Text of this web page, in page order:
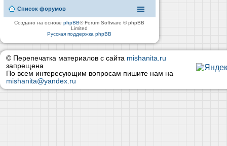
Список форумов
Создано на основеphpBB® Forum Software © phpBB
Limited
Русская поддержка phpBB
© Перепечатка материалов с сайта mishanita.ru
запрещена
По всем интересующим вопросам пишите нам на
mishanita@yandex.ru